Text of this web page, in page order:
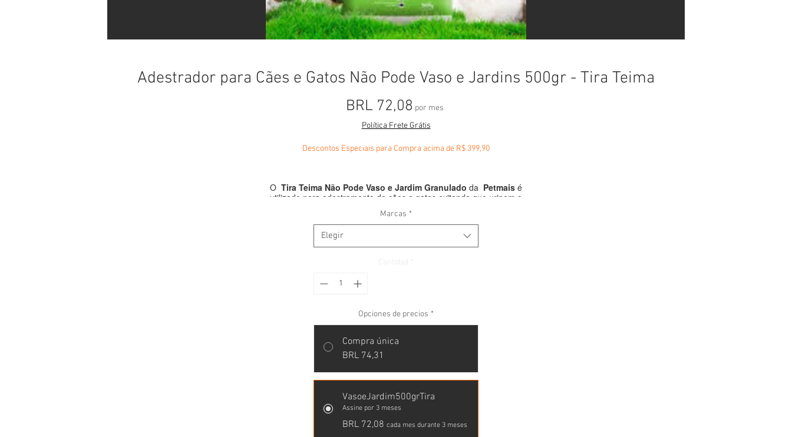
Adestrador para Cães e Gatos Não Pode Vaso e Jardins 500gr - Tira Teima
BRL 72,08Precio
por mes
Política Frete Grátis
Descontos Especiais para Compra acima de R$ 399,90
O Tira Teima Não Pode Vaso e Jardim Granulado da Petmais é
utilizado para adestramento de cães e gatos evitando que urinem e
defequem em lugares indesejados. Também previne o hábito de
arranhar/morder e cavar nas plantas. É ideal para vasos e jardins, não
prejudicando as plantas nem o meio ambiente, sem riscos de virar foco de
Marcas *
Elegir
Opciones de precios *
Compra única
BRL 74,31
VasoeJardim500grTira
Assine por 3 meses
BRL 72,08 cada mes durante 3 meses